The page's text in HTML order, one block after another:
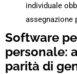
individuale
assegnazione
Software
personale:
parità di